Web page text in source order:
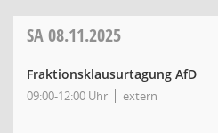
SA08.11.2025
Fraktionsklausurtagung AfD
09:00-12:00 Uhr extern